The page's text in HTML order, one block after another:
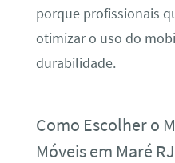
porque profissionais
otimizar o uso do
durabilidade.
Como Escolher o
Móveis em Maré RJ